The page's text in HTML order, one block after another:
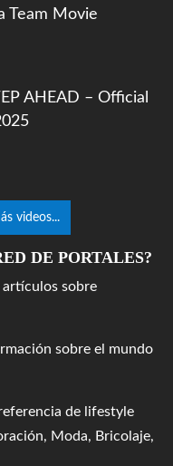
Team Movie
AHEAD – Official
videos...
DE PORTALES?
artículos sobre
sobre el mundo
de lifestyle
Moda, Bricolaje,